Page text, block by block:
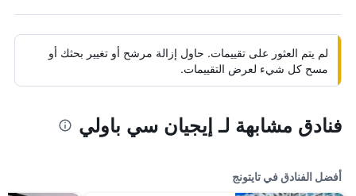
لم يتم العثور على تقييمات. حاول إزالة مرشح أو تغيير بحثك أو
مسح كل شيء لعرض التقييمات.
فنادق مشابهة لـ إيجيان سي باولي
أفضل الفنادق في تايتونج